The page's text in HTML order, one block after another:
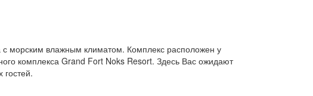
с морским влажным климатом. Комплекс расположен у
комплекса Grand Fort Noks Resort. Здесь Вас ожидают